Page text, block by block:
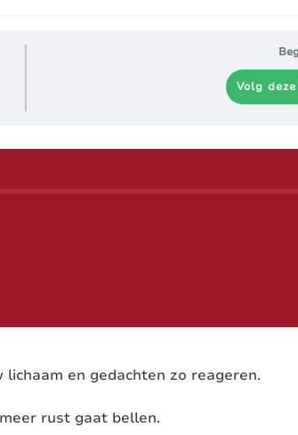
Volg
en gedachten zo reageren.
rust gaat bellen.